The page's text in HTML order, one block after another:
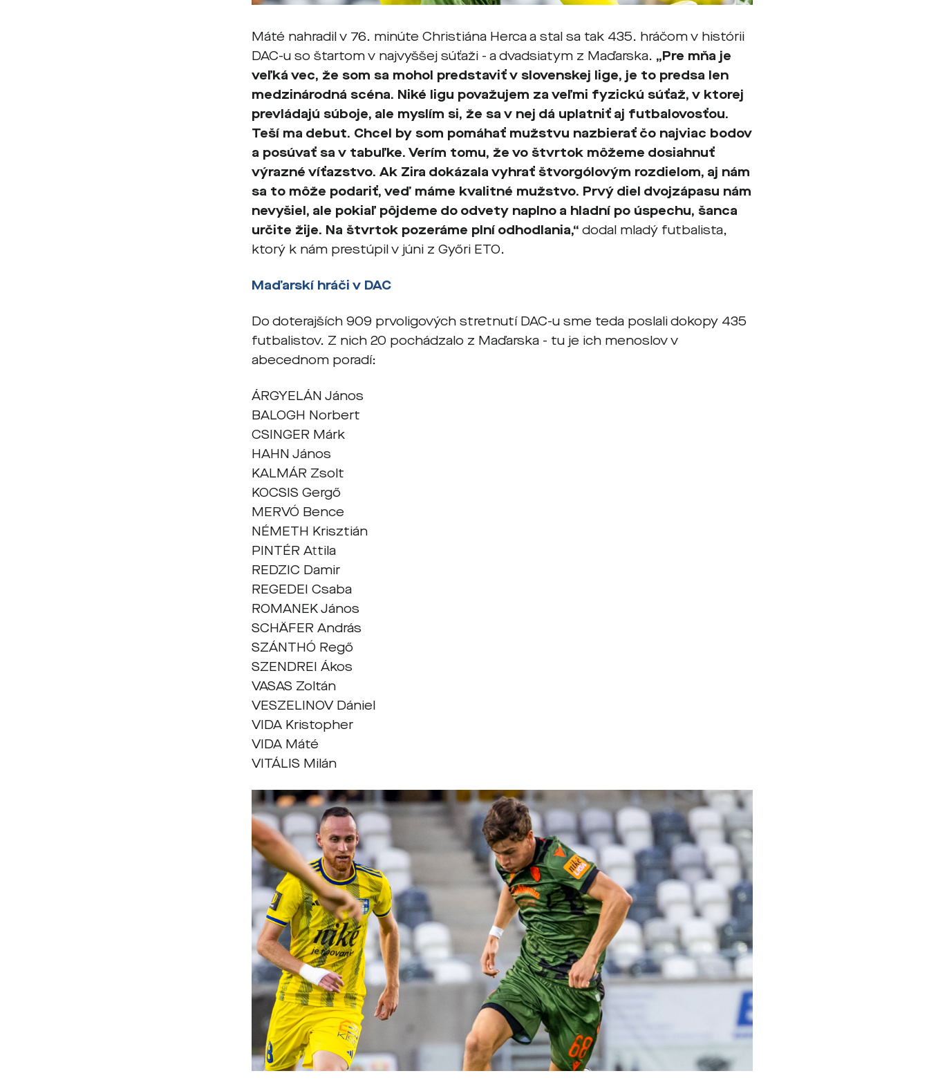
Máté nahradil v 76. minúte Christiána Herca a stal sa tak 435. hráčom v histórii
DAC-u so štartom v najvyššej súťaži - a dvadsiatym z Maďarska. „Pre mňa je
veľká vec, že som sa mohol predstaviť v slovenskej lige, je to predsa len
medzinárodná scéna. Niké ligu považujem za veľmi fyzickú súťaž, v ktorej
prevládajú súboje, ale myslím si, že sa v nej dá uplatniť aj futbalovosťou.
Teší ma debut. Chcel by som pomáhať mužstvu nazbierať čo najviac bodov
a posúvať sa v tabuľke. Verím tomu, že vo štvrtok môžeme dosiahnuť
výrazné víťazstvo. Ak Zira dokázala vyhrať štvorgólovým rozdielom, aj nám
sa to môže podariť, veď máme kvalitné mužstvo. Prvý diel dvojzápasu nám
nevyšiel, ale pokiaľ pôjdeme do odvety naplno a hladní po úspechu, šanca
určite žije. Na štvrtok pozeráme plní odhodlania,“ dodal mladý futbalista,
ktorý k nám prestúpil v júni z Győri ETO.
Maďarskí hráči v DAC
Do doterajších 909 prvoligových stretnutí DAC-u sme teda poslali dokopy 435
futbalistov. Z nich 20 pochádzalo z Maďarska - tu je ich menoslov v
abecednom poradí:
ÁRGYELÁN János
BALOGH Norbert
CSINGER Márk
HAHN János
KALMÁR Zsolt
KOCSIS Gergő
MERVÓ Bence
NÉMETH Krisztián
PINTÉR Attila
REDZIC Damir
REGEDEI Csaba
ROMANEK János
SCHÄFER András
SZÁNTHÓ Regő
SZENDREI Ákos
VASAS Zoltán
VESZELINOV Dániel
VIDA Kristopher
VIDA Máté
VITÁLIS Milán